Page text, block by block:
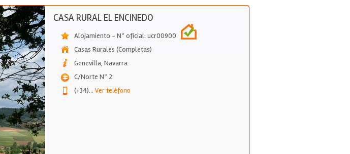
CASA RURAL EL ENCINEDO
Alojamiento - Nº oficial: ucr00900
Casas Rurales (Completas)
Genevilla, Navarra
C/Norte Nº 2
(+34)... Ver teléfono